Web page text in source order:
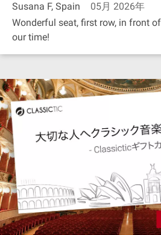
Susana F, Spain
05月 2026年
Wonderful seat, first row, in front
our time!